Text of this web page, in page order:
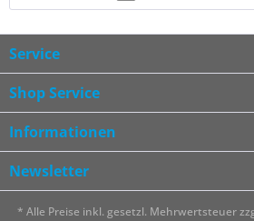
Service
Shop Service
Informationen
Newsletter
* Alle Preise inkl. gesetzl. Mehrwertsteuer